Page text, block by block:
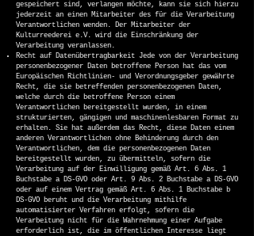
gespeichert sind, verlangen möchte, kann sie sich hierzu
jederzeit an einen Mitarbeiter des für die Verarbeitung
Verantwortlichen wenden. Der Mitarbeiter der
Kulturreederei e.V. wird die Einschränkung der
Verarbeitung veranlassen.
Recht auf Datenübertragbarkeit Jede von der Verarbeitung
personenbezogener Daten betroffene Person hat das vom
Europäischen Richtlinien- und Verordnungsgeber gewährte
Recht, die sie betreffenden personenbezogenen Daten,
welche durch die betroffene Person einem
Verantwortlichen bereitgestellt wurden, in einem
strukturierten, gängigen und maschinenlesbaren Format zu
erhalten. Sie hat außerdem das Recht, diese Daten einem
anderen Verantwortlichen ohne Behinderung durch den
Verantwortlichen, dem die personenbezogenen Daten
bereitgestellt wurden, zu übermitteln, sofern die
Verarbeitung auf der Einwilligung gemäß Art. 6 Abs. 1
Buchstabe a DS-GVO oder Art. 9 Abs. 2 Buchstabe a DS-GVO
oder auf einem Vertrag gemäß Art. 6 Abs. 1 Buchstabe b
DS-GVO beruht und die Verarbeitung mithilfe
automatisierter Verfahren erfolgt, sofern die
Verarbeitung nicht für die Wahrnehmung einer Aufgabe
erforderlich ist, die im öffentlichen Interesse liegt